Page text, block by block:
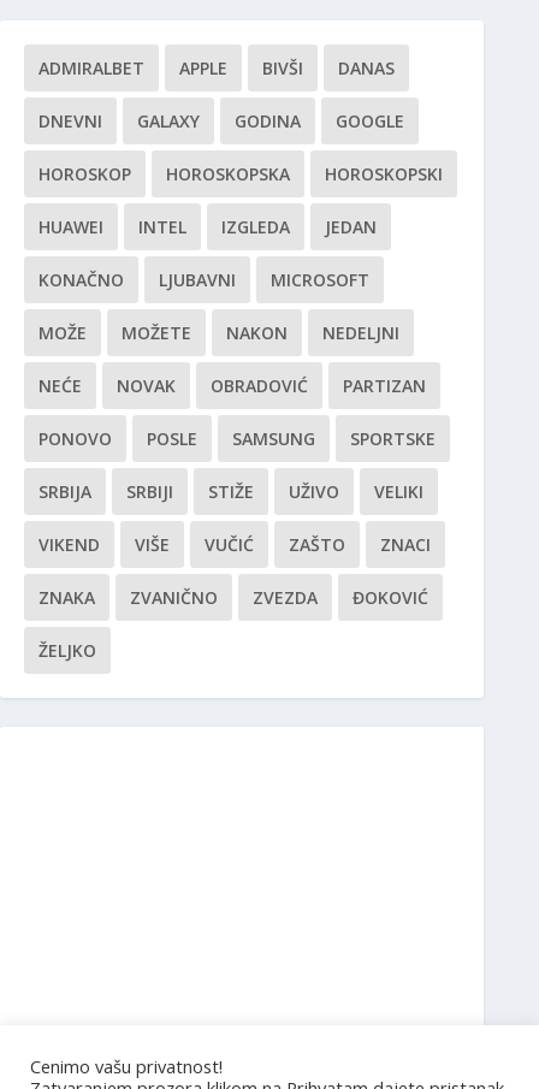
ADMIRALBET APPLE BIVŠI DANAS
DNEVNI GALAXY GODINA GOOGLE
HOROSKOP HOROSKOPSKA HOROSKOPSKI
HUAWEI INTEL IZGLEDA JEDAN
KONAČNO LJUBAVNI MICROSOFT
MOŽE MOŽETE NAKON NEDELJNI
NEĆE NOVAK OBRADOVIĆ PARTIZAN
PONOVO POSLE SAMSUNG SPORTSKE
SRBIJA SRBIJI STIŽE UŽIVO VELIKI
VIKEND VIŠE VUČIĆ ZAŠTO ZNACI
ZNAKA ZVANIČNO ZVEZDA ĐOKOVIĆ
ŽELJKO
Cenimo vašu privatnost!